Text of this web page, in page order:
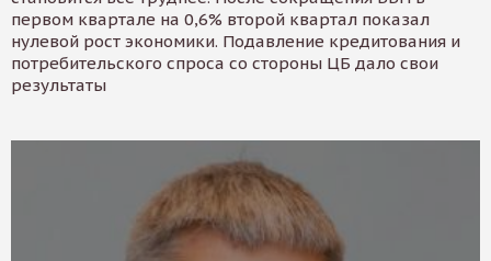
первом квартале на 0,6% второй квартал показал
нулевой рост экономики. Подавление кредитования и
потребительского спроса со стороны ЦБ дало свои
результаты